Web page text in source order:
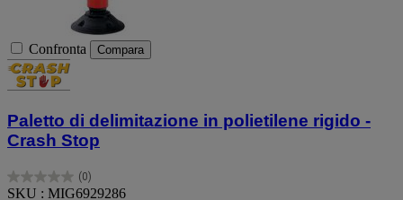
Confronta Compara
Paletto di delimitazione in polietilene rigido -
Crash Stop
(0)
0.0
SKU : MIG6929286